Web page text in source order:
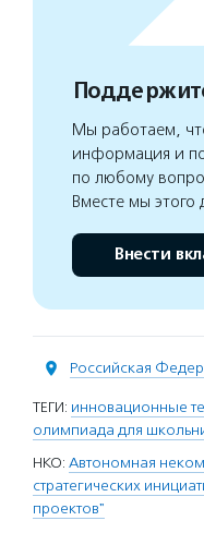
Мы работаем,
информация и
по любому
Вместе мы этого
Внести
Российская
ТЕГИ: инновационные
олимпиада для
НКО: Автономная
стратегических
проектов"